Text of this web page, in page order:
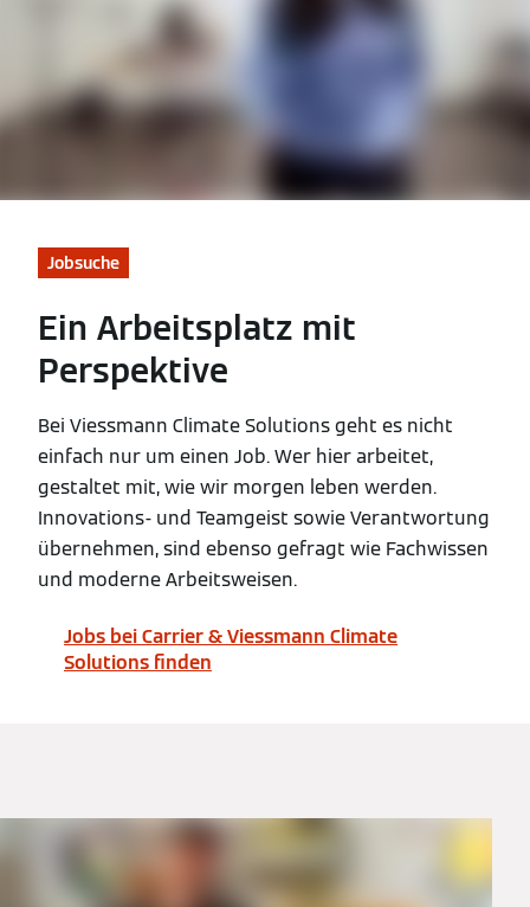
Jobsuche
Ein Arbeitsplatz mit
Perspektive
Bei Viessmann Climate Solutions geht es nicht
einfach nur um einen Job. Wer hier arbeitet,
gestaltet mit, wie wir morgen leben werden.
Innovations- und Teamgeist sowie Verantwortung
übernehmen, sind ebenso gefragt wie Fachwissen
und moderne Arbeitsweisen.
Jobs bei Carrier & Viessmann Climate
Solutions finden